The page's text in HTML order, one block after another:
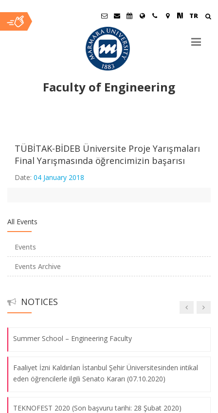
TR
Faculty of Engineering
İçerikTÜBİTAK-BİDEB Üniversite Proje Yarışmaları
Final Yarışmasında öğrencimizin başarısı
Date: 04 January 2018
All Events
Events
Events Archive
NOTICES
Yemek Bursu Başvuruları (10-18 Ekim 2019)
Öğrencilerimizin Başarıları
Ara Sınav Tarihleri Değişikliği
Summer School – Engineering Faculty
Faaliyet İzni Kaldırılan İstanbul Şehir Üniversitesinden intikal
eden öğrencilerle ilgili Senato Kararı (07.10.2020)
TEKNOFEST 2020 (Son başvuru tarihi: 28 Şubat 2020)
Prof. Dr. Ayhan MERGEN hocamızın adı BOREN Enstitüsü Ar-
Ge Merkezi’ne verildi
04.01.2018
Dr. Stuart J. LUCAS – “Molecular problem-solving:
04.01.2018
Prof.Dr. Fazilet VARDAR SUKAN – “Araştırma, Üniversite-
Sanayi İşbirliği, Teknoloji Transferi, Teknoparklar, Araştırma
04.01.2018